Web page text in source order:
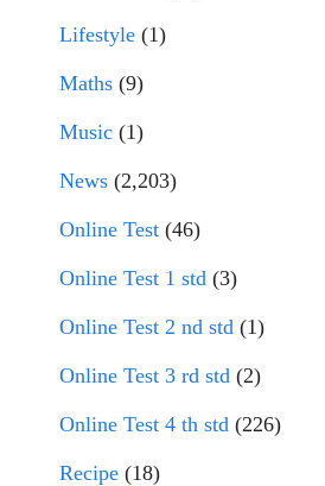
Lifestyle (1)
Maths (9)
Music (1)
News (2,203)
Online Test (46)
Online Test 1 std (3)
Online Test 2 nd std (1)
Online Test 3 rd std (2)
Online Test 4 th std (226)
Recipe (18)